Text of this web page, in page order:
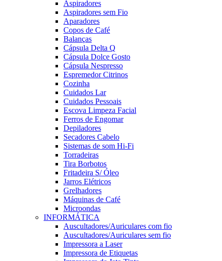
Aspiradores
Aspiradores sem Fio
Aparadores
Copos de Café
Balanças
Cápsula Delta Q
Cápsula Dolce Gosto
Cápsula Nespresso
Espremedor Citrinos
Cozinha
Cuidados Lar
Cuidados Pessoais
Escova Limpeza Facial
Ferros de Engomar
Depiladores
Secadores Cabelo
Sistemas de som Hi-Fi
Torradeiras
Tira Borbotos
Fritadeira S/ Óleo
Jarros Elétricos
Grelhadores
Máquinas de Café
Microondas
INFORMÁTICA
Auscultadores/Auriculares com fio
Auscultadores/Auriculares sem fio
Impressora a Laser
Impressora de Etiquetas